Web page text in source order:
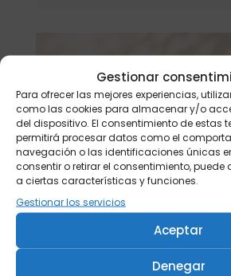
Gestionar
Para ofrecer las mejores experiencias,
como las cookies para almacenar y/o
del dispositivo. El consentimiento de estas
permitirá procesar datos como el
navegación o las identificaciones únicas
consentir o retirar el consentimiento,
a ciertas características y funciones.
Gestionar los servicios
Aceptar
Denegar